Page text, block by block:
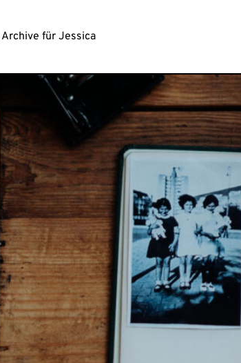
Archive für Jessica